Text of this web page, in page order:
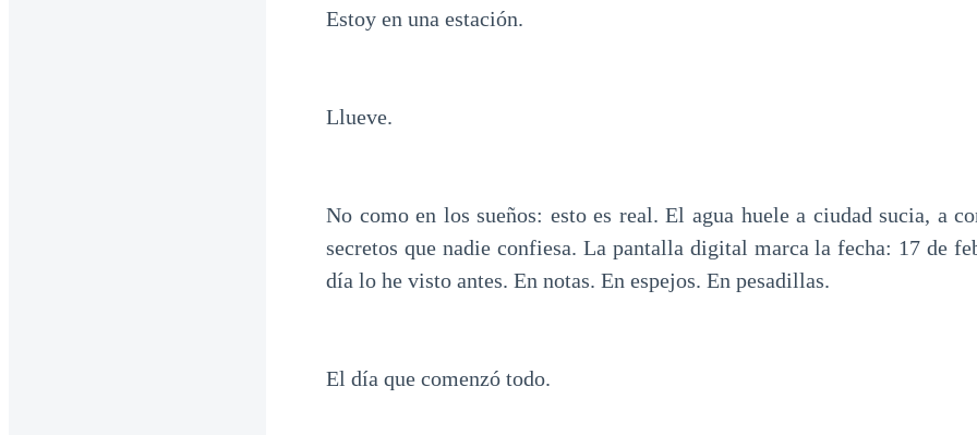
Estoy en una estación.
Llueve.
No como en los sueños: esto es real. El agua huele a ciudad sucia, a
secretos que nadie confiesa. La pantalla digital marca la fecha: 17 de
día lo he visto antes. En notas. En espejos. En pesadillas.
El día que comenzó todo.